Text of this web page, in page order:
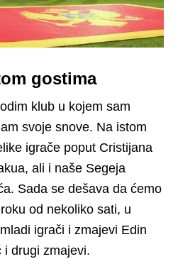
gostima
klub u kojem sam
svoje snove. Na istom
igrače poput Cristijana
ali i naše Segeja
Sada se dešava da ćemo
od nekoliko sati, u
igrači i zmajevi Edin
i drugi zmajevi.